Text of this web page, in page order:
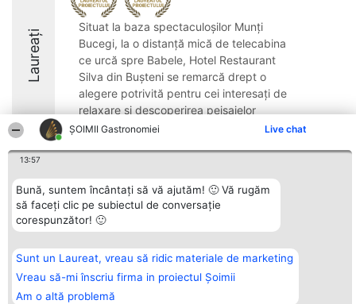
ȘOIMII Gastronomiei Live chat
13:57
Bună, suntem încântați să vă ajutăm! 🙂 Vă rugăm
să faceți clic pe subiectul de conversație
corespunzător! 🙂
Sunt un Laureat, vreau să ridic materiale de marketing
Vreau să-mi înscriu firma in proiectul Șoimii
Am o altă problemă
Laureați
Situat la baza spectaculoșilor Munți
Bucegi, la o distanță mică de telecabina
ce urcă spre Babele, Hotel Restaurant
Silva din Bușteni se remarcă drept o
alegere potrivită pentru cei interesați de
relaxare și descoperirea peisajelor
montane. ...
8.4
Organizator Ranking
BRIGHT SOLUTIONS BR SRL
Sc. A Et. 4 Ap. 13 Cod 061952
București
CUI 36737675
tel: +40 770 990 492
Plebiscyt
Laureaților
Reguli
Politica de